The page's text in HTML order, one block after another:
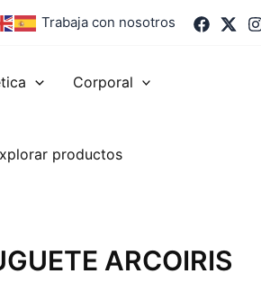
Trabaja con nosotros
Corporal
productos
ARCOIRIS